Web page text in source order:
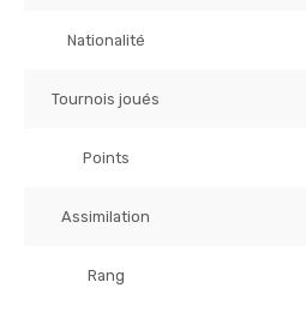
Nationalité
Tournois joués
Points
Assimilation
Rang